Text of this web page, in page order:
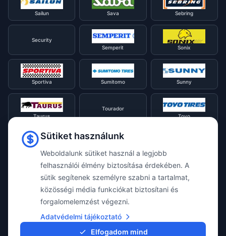
Sailun Sava Sebring
Security
Semperit
Sonix
Sportiva Sumitomo Sunny
Taurus
Tourador
Toyo
Tracmax
Triangle
Viking Voyager
Vredestein
Sütiket használunk
Weboldalunk sütiket használ a legjobb
felhasználói élmény biztosítása érdekében. A
sütik segítenek személyre szabni a tartalmat,
közösségi média funkciókat biztosítani és
forgalomelemzést végezni.
Adatvédelmi tájékoztató
Elfogadom mind